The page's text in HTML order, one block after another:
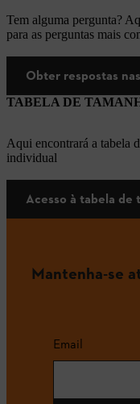
Tem alguma pergunta?
para as perguntas mais
Obter respostas
TABELA DE
Aqui encontrará a tabela
individual
Acesso à tabela de
Mantenha-se
Email